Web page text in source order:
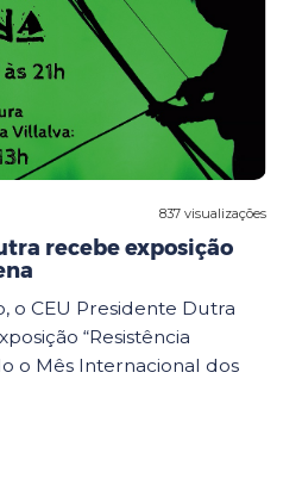
837 visualizações
recebe exposição
o CEU Presidente Dutra
“Resistência
o Mês Internacional dos